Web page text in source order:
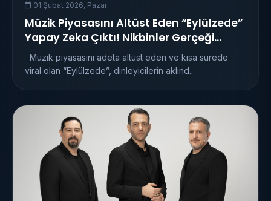
01 Şubat 2026, Pazar
Müzik Piyasasını Altüst Eden “Eylülzede”
Yapay Zeka Çıktı! Nikbinler Gerçeği
Ortaya Çıktı
viral olan “Eylülzede”, dinleyicilerin aklınd...